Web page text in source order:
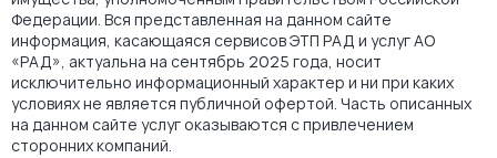
Федерации. Вся представленная на данном сайте
информация, касающаяся сервисов ЭТП РАД и услуг АО
«РАД», актуальна на сентябрь 2025 года, носит
исключительно информационный характер и ни при каких
условиях не является публичной офертой. Часть описанных
на данном сайте услуг оказываются с привлечением
сторонних компаний.